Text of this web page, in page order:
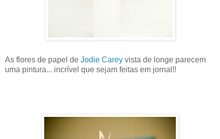
As flores de papel de Jodie Carey vista de longe parecem
uma pintura... incrível que sejam feitas em jornal!!